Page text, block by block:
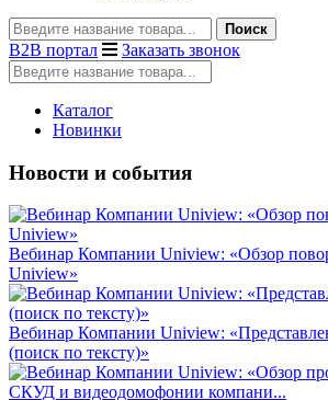
Поиск
B2B портал Заказать звонок
Каталог
Новинки
Новости и события
Вебинар Компании Uniview: «Обзор
Uniview»
Вебинар Компании Uniview:
(поиск по тексту)»